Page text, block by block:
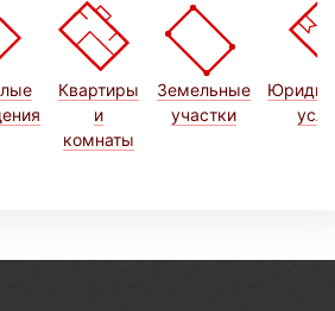
Квартиры
и
комнаты
Земельные
участки